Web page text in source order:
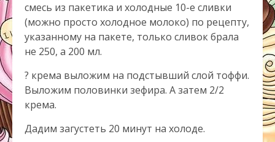
смесь из пакетика и холодные 10-е сливки
(можно просто холодное молоко) по рецепту,
указанному на пакете, только сливок брала
не 250, а 200 мл.
? крема выложим на подстывший слой тоффи.
Выложим половинки зефира. А затем 2/2
крема.
Дадим загустеть 20 минут на холоде.